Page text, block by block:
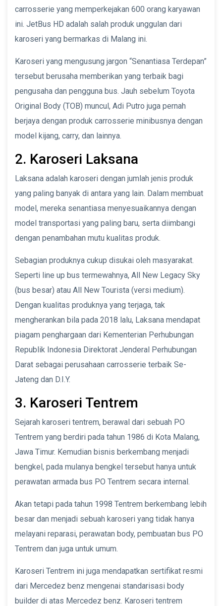
carrosserie yang memperkejakan 600 orang karyawan
ini. JetBus HD adalah salah produk unggulan dari
karoseri yang bermarkas di Malang ini.
Karoseri yang mengusung jargon “Senantiasa Terdepan”
tersebut berusaha memberikan yang terbaik bagi
pengusaha dan pengguna bus. Jauh sebelum Toyota
Original Body (TOB) muncul, Adi Putro juga pernah
berjaya dengan produk carrosserie minibusnya dengan
model kijang, carry, dan lainnya.
2. Karoseri Laksana
Laksana adalah karoseri dengan jumlah jenis produk
yang paling banyak di antara yang lain. Dalam membuat
model, mereka senantiasa menyesuaikannya dengan
model transportasi yang paling baru, serta diimbangi
dengan penambahan mutu kualitas produk.
Sebagian produknya cukup disukai oleh masyarakat.
Seperti line up bus termewahnya, All New Legacy Sky
(bus besar) atau All New Tourista (versi medium).
Dengan kualitas produknya yang terjaga, tak
mengherankan bila pada 2018 lalu, Laksana mendapat
piagam penghargaan dari Kementerian Perhubungan
Republik Indonesia Direktorat Jenderal Perhubungan
Darat sebagai perusahaan carrosserie terbaik Se-
Jateng dan D.I.Y.
3. Karoseri Tentrem
Sejarah karoseri tentrem, berawal dari sebuah PO
Tentrem yang berdiri pada tahun 1986 di Kota Malang,
Jawa Timur. Kemudian bisnis berkembang menjadi
bengkel, pada mulanya bengkel tersebut hanya untuk
perawatan armada bus PO Tentrem secara internal.
Akan tetapi pada tahun 1998 Tentrem berkembang lebih
besar dan menjadi sebuah karoseri yang tidak hanya
melayani reparasi, perawatan body, pembuatan bus PO
Tentrem dan juga untuk umum.
Karoseri Tentrem ini juga mendapatkan sertifikat resmi
dari Mercedez benz mengenai standarisasi body
builder di atas Mercedez benz. Karoseri tentrem